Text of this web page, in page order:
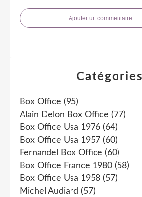
Ajouter un commentaire
Catégories
Box Office (95)
Alain Delon Box Office (77)
Box Office Usa 1976 (64)
Box Office Usa 1957 (60)
Fernandel Box Office (60)
Box Office France 1980 (58)
Box Office Usa 1958 (57)
Michel Audiard (57)